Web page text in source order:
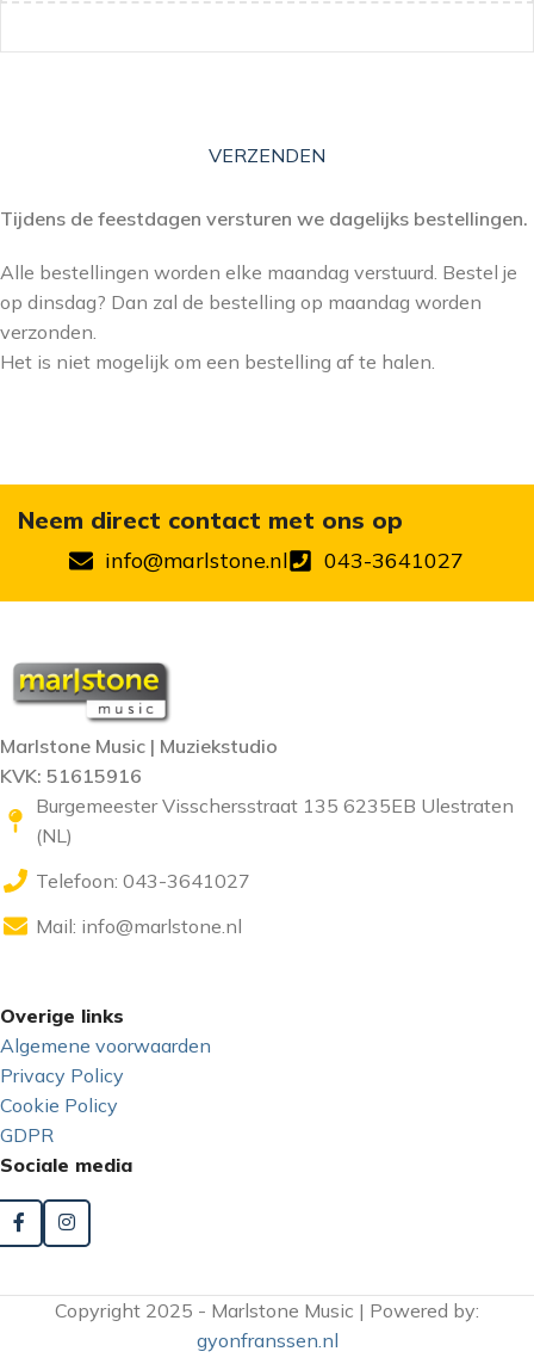
VERZENDEN
Tijdens de feestdagen versturen we dagelijks bestellingen.
Alle bestellingen worden elke maandag verstuurd. Bestel je
op dinsdag? Dan zal de bestelling op maandag worden
verzonden.
Het is niet mogelijk om een bestelling af te halen.
Neem direct contact met ons op
info@marlstone.nl 043-3641027
Marlstone Music | Muziekstudio
KVK: 51615916
Burgemeester Visschersstraat 135 6235EB Ulestraten
(NL)
Telefoon: 043-3641027
Mail: info@marlstone.nl
Overige links
Algemene voorwaarden
Privacy Policy
Cookie Policy
GDPR
Sociale media
Copyright 2025 - Marlstone Music | Powered by:
gyonfranssen.nl